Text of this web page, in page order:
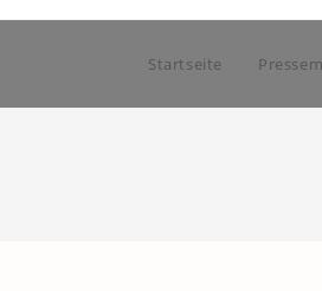
Startseite